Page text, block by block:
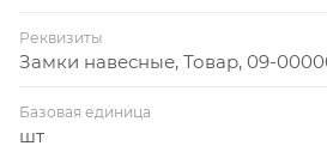
Реквизиты
Замки навесные, Товар, 09-
Базовая единица
шт